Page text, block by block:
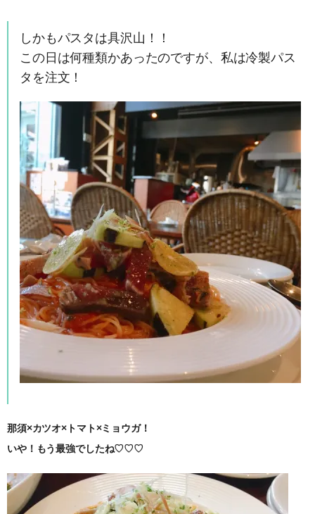
しかもパスタは具沢山！！
この日は何種類かあったのですが、私は冷製パス
タを注文！
那須×カツオ×トマト×ミョウガ！
いや！もう最強でしたね♡♡♡